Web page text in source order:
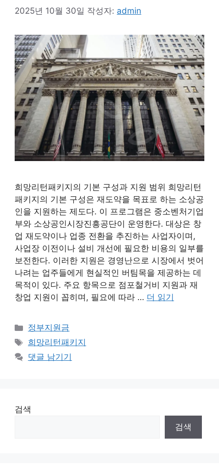
2025년 10월 30일 작성자: admin
희망리턴패키지의 기본 구성과 지원 범위 희망리턴
패키지의 기본 구성은 재도약을 목표로 하는 소상공
인을 지원하는 제도다. 이 프로그램은 중소벤처기업
부와 소상공인시장진흥공단이 운영한다. 대상은 창
업 재도약이나 업종 전환을 추진하는 사업자이며,
사업장 이전이나 설비 개선에 필요한 비용의 일부를
보전한다. 이러한 지원은 경영난으로 시장에서 벗어
나려는 업주들에게 현실적인 버팀목을 제공하는 데
목적이 있다. 주요 항목으로 점포철거비 지원과 재
창업 지원이 꼽히며, 필요에 따라 … 더 읽기
카
테
리
정부지원금
태
그
희망리턴패키지
댓글 남기기
검색
검색